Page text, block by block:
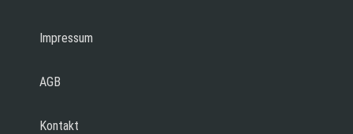
Impressum
AGB
Kontakt